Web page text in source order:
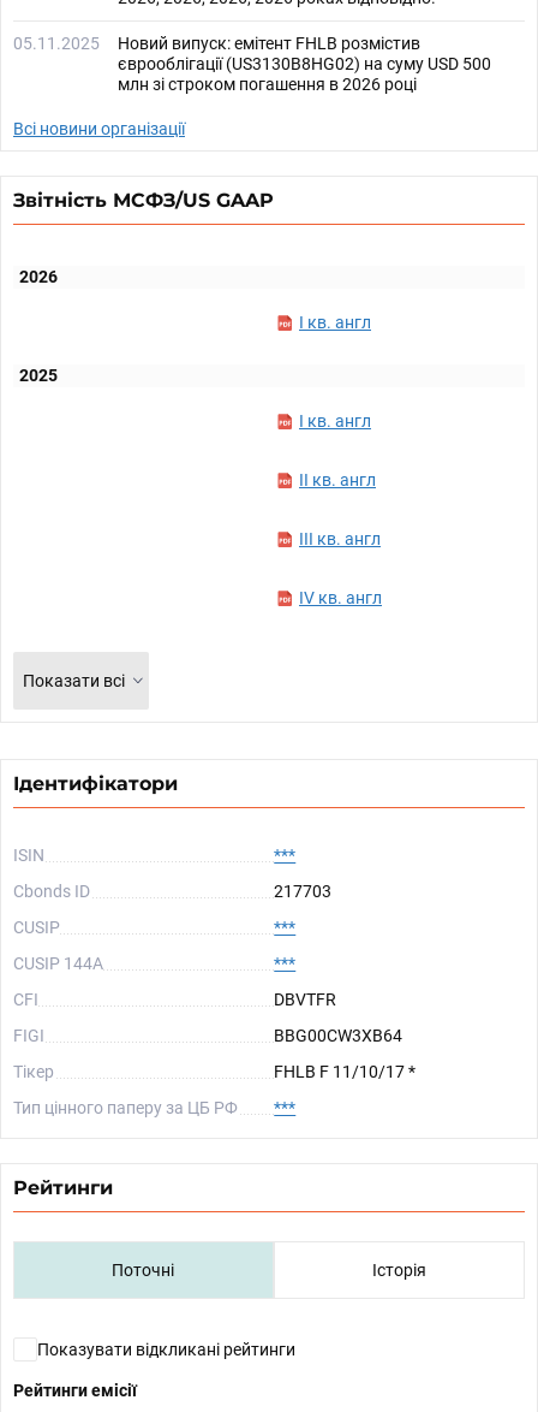
05.11.2025
Новий випуск: емітент FHLB розмістив
єврооблігації (US3130B8HG02) на суму USD 500
млн зі строком погашення в 2026 році
Всі новини організації
Звітність МСФЗ/US GAAP
2026
I кв. англ
2025
I кв. англ
II кв. англ
III кв. англ
IV кв. англ
Показати всі
Ідентифікатори
ISIN
***
Cbonds ID
217703
CUSIP
***
CUSIP 144A
***
CFI
DBVTFR
FIGI
BBG00CW3XB64
Тікер
FHLB F 11/10/17 *
Тип цінного паперу за ЦБ РФ
***
Рейтинги
Поточні Історія
Показувати відкликані рейтинги
Рейтинги емісії